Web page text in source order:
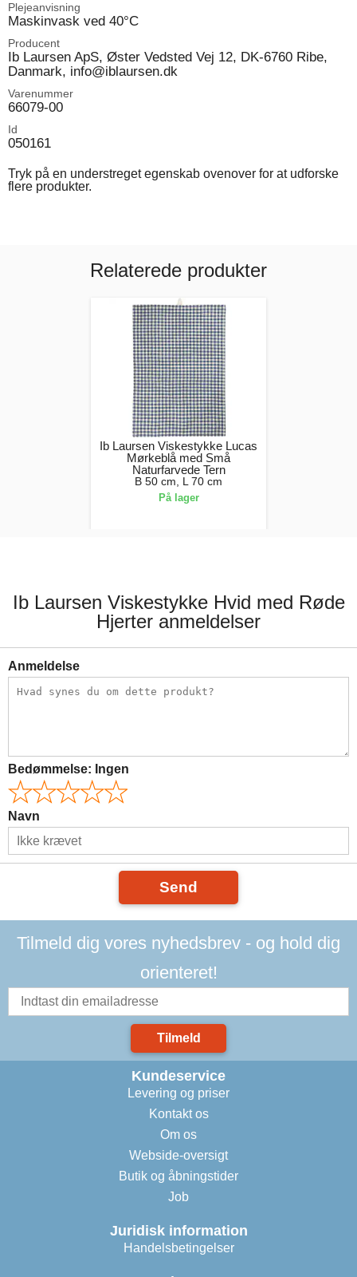
Plejeanvisning
Maskinvask ved 40°C
Producent
Ib Laursen ApS, Øster Vedsted Vej 12, DK-6760 Ribe,
Danmark, info@iblaursen.dk
Varenummer
66079-00
Id
050161
Tryk på en understreget egenskab ovenover for at udforske
flere produkter.
Relaterede produkter
Ib Laursen Viskestykke Lucas
Mørkeblå med Små
Naturfarvede Tern
B 50 cm, L 70 cm
På lager
Ib Laursen Viskestykke Hvid med Røde
Hjerter anmeldelser
Anmeldelse
Bedømmelse: Ingen
Navn
Send
Tilmeld dig vores nyhedsbrev - og hold dig
orienteret!
Tilmeld
Kundeservice
Levering og priser
Kontakt os
Om os
Webside-oversigt
Butik og åbningstider
Job
Juridisk information
Handelsbetingelser